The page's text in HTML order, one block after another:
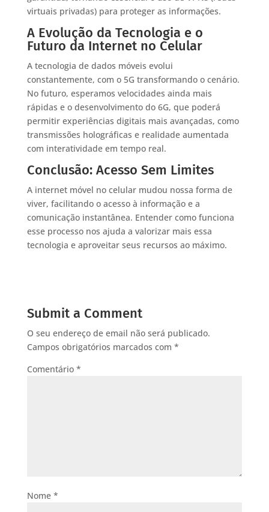
virtuais privadas) para proteger as informações.
A Evolução da Tecnologia e o
Futuro da Internet no Celular
A tecnologia de dados móveis evolui
constantemente, com o 5G transformando o cenário.
No futuro, esperamos velocidades ainda mais
rápidas e o desenvolvimento do 6G, que poderá
permitir experiências digitais mais avançadas, como
transmissões holográficas e realidade aumentada
com interatividade em tempo real.
Conclusão: Acesso Sem Limites
A internet móvel no celular mudou nossa forma de
viver, facilitando o acesso à informação e a
comunicação instantânea. Entender como funciona
esse processo nos ajuda a valorizar mais essa
tecnologia e aproveitar seus recursos ao máximo.
Submit a Comment
O seu endereço de email não será publicado.
Campos obrigatórios marcados com *
Comentário *
Nome *